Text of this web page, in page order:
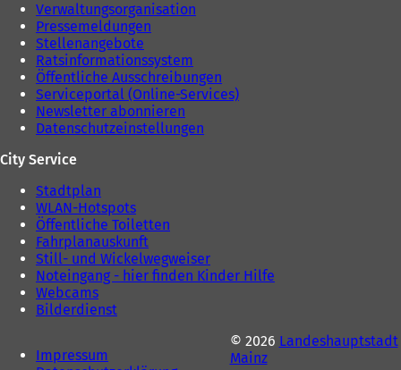
Verwaltungsorganisation
Pressemeldungen
Stellenangebote
Ratsinformationssystem
Öffentliche Ausschreibungen
Serviceportal (Online-Services)
Newsletter abonnieren
Datenschutzeinstellungen
City Service
Stadtplan
WLAN-Hotspots
Öffentliche Toiletten
Fahrplanauskunft
Still- und Wickelwegweiser
Noteingang - hier finden Kinder Hilfe
Webcams
Bilderdienst
Impressum
© 2026 Landeshauptstadt
Mainz